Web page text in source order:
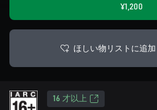
¥1,200
ほしい物リストに追加
16 才以上